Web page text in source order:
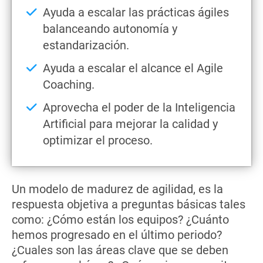
Ayuda a escalar las prácticas ágiles
balanceando autonomía y
estandarización.
Ayuda a escalar el alcance el Agile
Coaching.
Aprovecha el poder de la Inteligencia
Artificial para mejorar la calidad y
optimizar el proceso.
Un modelo de madurez de agilidad, es la
respuesta objetiva a preguntas básicas tales
como: ¿Cómo están los equipos? ¿Cuánto
hemos progresado en el último periodo?
¿Cuales son las áreas clave que se deben